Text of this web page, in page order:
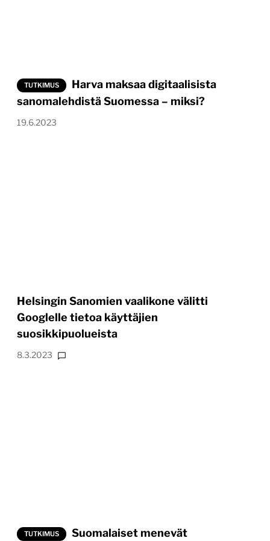
TUTKIMUS
Harva maksaa digitaalisista
sanomalehdistä Suomessa – miksi?
19.6.2023
Helsingin Sanomien vaalikone välitti
Googlelle tietoa käyttäjien
suosikkipuolueista
8.3.2023
TUTKIMUS
Suomalaiset menevät